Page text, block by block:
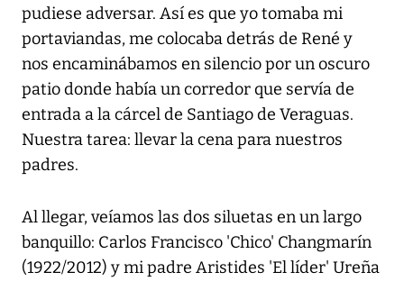
pudiese adversar. Así es que yo tomaba mi
portaviandas, me colocaba detrás de René y
nos encaminábamos en silencio por un oscuro
patio donde había un corredor que servía de
entrada a la cárcel de Santiago de Veraguas.
Nuestra tarea: llevar la cena para nuestros
padres.
Al llegar, veíamos las dos siluetas en un largo
banquillo: Carlos Francisco 'Chico' Changmarín
(1922/2012) y mi padre Aristides 'El líder' Ureña